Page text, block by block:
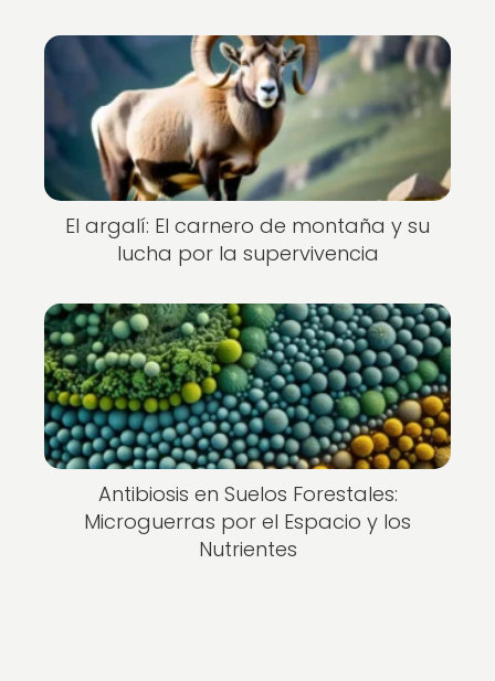
El argalí: El carnero de montaña y su
lucha por la supervivencia
Antibiosis en Suelos Forestales:
Microguerras por el Espacio y los
Nutrientes